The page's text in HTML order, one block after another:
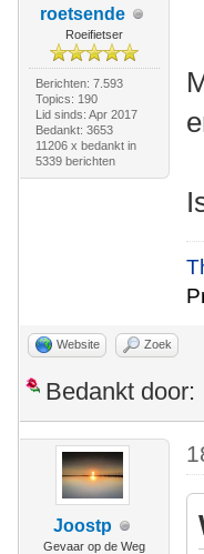
roetsende
Roeifietser
Berichten: 7.593
Topics: 190
Lid sinds: Apr 2017
Bedankt: 3653
11206 x bedankt in
5339 berichten
Website Zoek
Bedankt door:
Joostp
Gevaar op de Weg